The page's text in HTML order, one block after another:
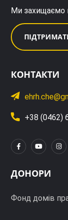
Ми захищаємо
КОНТАКТИ
+38 (0462)
ДОНОРИ
Фонд домів